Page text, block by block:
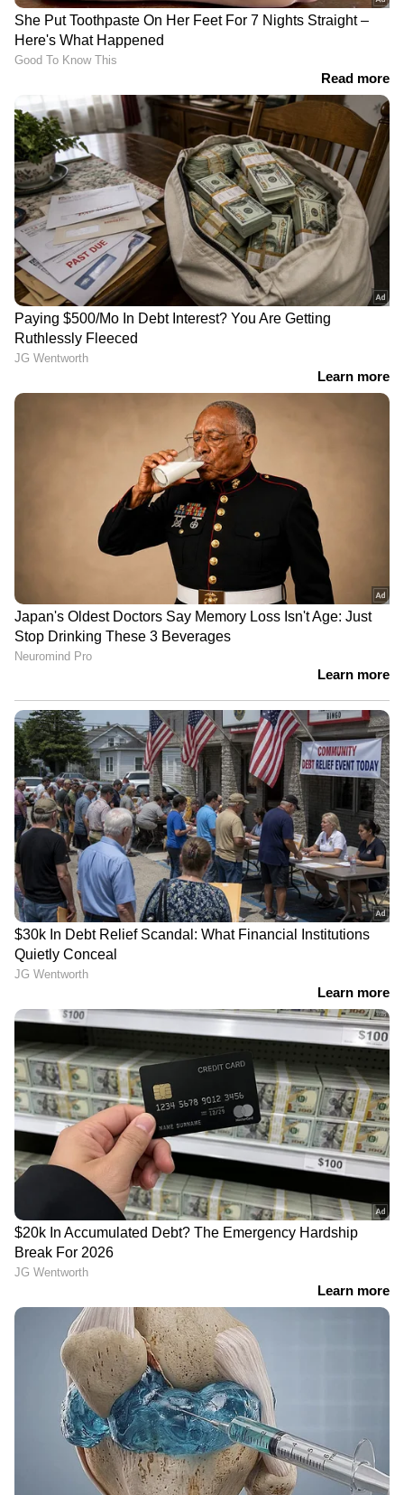
ആദ്യഘട്ടത്തില്‍ 10 നിയര്‍ ഹോം
സെന്ററുകളാണ്‌ സംസ്ഥാനത്ത്‌
ആരംഭിക്കുന്നത്‌. വര്‍ക്ക്‌ നിയര്‍ ഹോം
പദ്ധതിയുടെ ആദ്യ കേന്ദ്രത്തിന്റെ നിര്‍മാണം
കൊട്ടാരക്കരയിലാണ്. 2025 മാര്‍ച്ച്‌ മാസത്തില്‍
പൂര്‍ത്തിയാക്കാന്‍ ലക്ഷ്യമിടുന്ന ഈ
കേന്ദ്രത്തില്‍ 200 ലധികം പ്രൊഫഷണലുകള്‍ക്ക്‌
ജോലി ചെയ്യാന്‍ സൗരകര്യമൊരുക്കുന്നതാണ്‌.
ഉദ്ഘാടന ചടങ്ങില്‍ ശ്രീ. കൊടിക്കുന്നില്‍
സുരേഷ്‌ എം പി, ഐ ടി സെക്രട്ടറി ശ്രീ. രത്തന്‍
ഖേല്‍ക്കര്‍, ജില്ലാ കളക്ടര്‍ ശ്രീ.എന്‍. ദേവിദാസ്‌ ,
ടെക്നോപാര്‍ക്ക്‌ സി.ഇ.ഒ. ശ്രീ. സഞ്ജീവ്‌ നായര്‍,
കെ-ഡിസ്റ്റ്‌ മെമ്പര്‍ സെക്രട്ടറി ശ്രീ പി.വി.
ഉണ്ണികൃഷ്ണുണന്‍ തുടങ്ങിയവര്‍
സംബന്ധിക്കും.